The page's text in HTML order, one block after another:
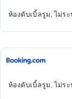
ห้องดับเบิ้ลรูม, ไม่ระ
ห้องดับเบิ้ลรูม, ไม่ระ